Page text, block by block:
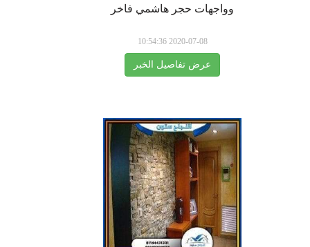
وواجهات حجر هاشمي فاخر
2020-07-08 10:54:36
عرض تفاصيل الخبر